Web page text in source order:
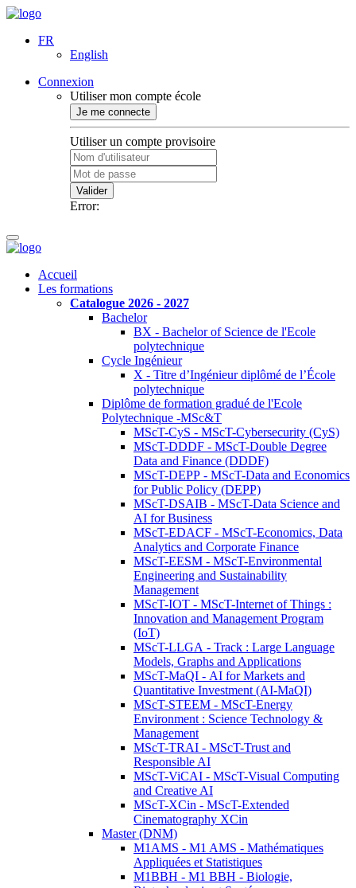
FR
English
Connexion
Utiliser mon compte école
Je me connecte
Utiliser un compte provisoire
Valider
Error:
Accueil
Les formations
Catalogue 2026 - 2027
Bachelor
BX - Bachelor of Science de l'Ecole
polytechnique
Cycle Ingénieur
X - Titre d’Ingénieur diplômé de l’École
polytechnique
Diplôme de formation gradué de l'Ecole
Polytechnique -MSc&T
MScT-CyS - MScT-Cybersecurity (CyS)
MScT-DDDF - MScT-Double Degree
Data and Finance (DDDF)
MScT-DEPP - MScT-Data and Economics
for Public Policy (DEPP)
MScT-DSAIB - MScT-Data Science and
AI for Business
MScT-EDACF - MScT-Economics, Data
Analytics and Corporate Finance
MScT-EESM - MScT-Environmental
Engineering and Sustainability
Management
MScT-IOT - MScT-Internet of Things :
Innovation and Management Program
(IoT)
MScT-LLGA - Track : Large Language
Models, Graphs and Applications
MScT-MaQI - AI for Markets and
Quantitative Investment (AI-MaQI)
MScT-STEEM - MScT-Energy
Environment : Science Technology &
Management
MScT-TRAI - MScT-Trust and
Responsible AI
MScT-ViCAI - MScT-Visual Computing
and Creative AI
MScT-XCin - MScT-Extended
Cinematography XCin
Master (DNM)
M1AMS - M1 AMS - Mathématiques
Appliquées et Statistiques
M1BBH - M1 BBH - Biologie,